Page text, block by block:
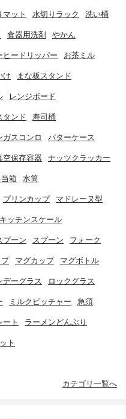
マット 水切りラック 洗い桶
食器用洗剤 やかん
ヒードリッパー お茶ミル
け まな板スタンド
レンジボード
タンド 寿司桶
ガスコンロ バターケース
空保存容器 ナッツクラッカー
箱 水筒
プリンカップ マドレーヌ型
キッチンスケール
プーン スプーン フォーク
マグカップ マグボトル
デーグラス ロックグラス
ミルクピッチャー 急須
ート ラーメンどんぶり
ト
カテゴリ一覧へ